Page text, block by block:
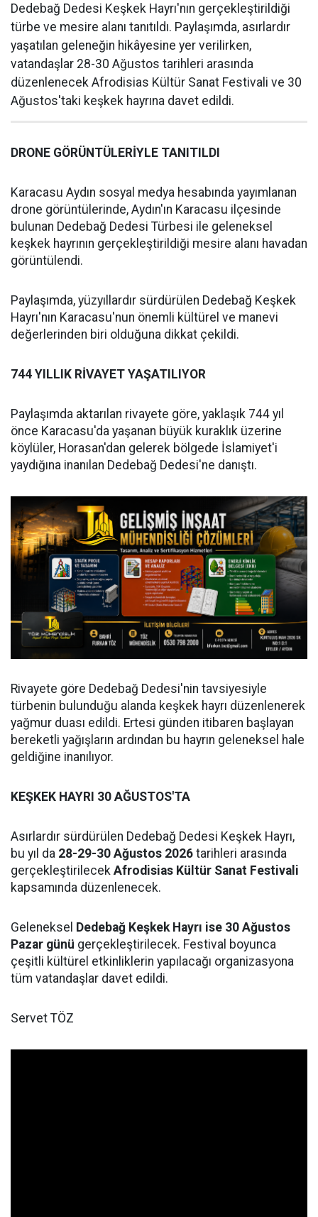
Dedebağ Dedesi Keşkek Hayrı'nın gerçekleştirildiği
türbe ve mesire alanı tanıtıldı. Paylaşımda, asırlardır
yaşatılan geleneğin hikâyesine yer verilirken,
vatandaşlar 28-30 Ağustos tarihleri arasında
düzenlenecek Afrodisias Kültür Sanat Festivali ve 30
Ağustos'taki keşkek hayrına davet edildi.
DRONE GÖRÜNTÜLERİYLE TANITILDI
Karacasu Aydın sosyal medya hesabında yayımlanan
drone görüntülerinde, Aydın'ın Karacasu ilçesinde
bulunan Dedebağ Dedesi Türbesi ile geleneksel
keşkek hayrının gerçekleştirildiği mesire alanı havadan
görüntülendi.
Paylaşımda, yüzyıllardır sürdürülen Dedebağ Keşkek
Hayrı'nın Karacasu'nun önemli kültürel ve manevi
değerlerinden biri olduğuna dikkat çekildi.
744 YILLIK RİVAYET YAŞATILIYOR
Paylaşımda aktarılan rivayete göre, yaklaşık 744 yıl
önce Karacasu'da yaşanan büyük kuraklık üzerine
köylüler, Horasan'dan gelerek bölgede İslamiyet'i
yaydığına inanılan Dedebağ Dedesi'ne danıştı.
Rivayete göre Dedebağ Dedesi'nin tavsiyesiyle
türbenin bulunduğu alanda keşkek hayrı düzenlenerek
yağmur duası edildi. Ertesi günden itibaren başlayan
bereketli yağışların ardından bu hayrın geleneksel hale
geldiğine inanılıyor.
KEŞKEK HAYRI 30 AĞUSTOS'TA
Asırlardır sürdürülen Dedebağ Dedesi Keşkek Hayrı,
bu yıl da 28-29-30 Ağustos 2026 tarihleri arasında
gerçekleştirilecek Afrodisias Kültür Sanat Festivali
kapsamında düzenlenecek.
Geleneksel Dedebağ Keşkek Hayrı ise 30 Ağustos
Pazar günü gerçekleştirilecek. Festival boyunca
çeşitli kültürel etkinliklerin yapılacağı organizasyona
tüm vatandaşlar davet edildi.
Servet TÖZ